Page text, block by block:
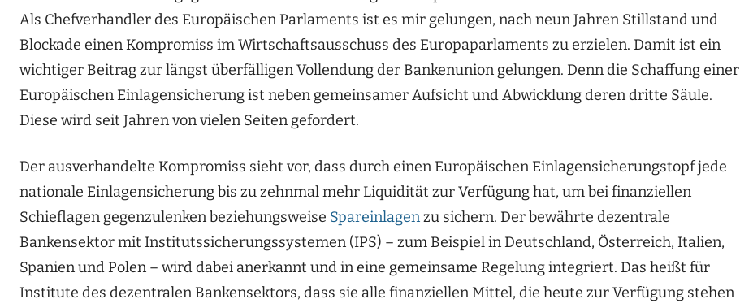
Als Chefverhandler des Europäischen Parlaments ist es mir gelungen, nach neun Jahren Stillstand und
Blockade einen Kompromiss im Wirtschaftsausschuss des Europaparlaments zu erzielen. Damit ist ein
wichtiger Beitrag zur längst überfälligen Vollendung der Bankenunion gelungen. Denn die Schaffung einer
Europäischen Einlagensicherung ist neben gemeinsamer Aufsicht und Abwicklung deren dritte Säule.
Diese wird seit Jahren von vielen Seiten gefordert.
Der ausverhandelte Kompromiss sieht vor, dass durch einen Europäischen Einlagensicherungstopf jede
nationale Einlagensicherung bis zu zehnmal mehr Liquidität zur Verfügung hat, um bei finanziellen
Schieflagen gegenzulenken beziehungsweise Spareinlagenzu sichern. Der bewährte dezentrale
Bankensektor mit Institutssicherungssystemen (IPS) – zum Beispiel in Deutschland, Österreich, Italien,
Spanien und Polen – wird dabei anerkannt und in eine gemeinsame Regelung integriert. Das heißt für
Institute des dezentralen Bankensektors, dass sie alle finanziellen Mittel, die heute zur Verfügung stehen